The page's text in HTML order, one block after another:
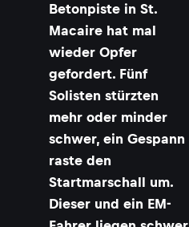
Betonpiste in St.
Macaire hat mal
wieder Opfer
gefordert. Fünf
Solisten stürzten
mehr oder minder
schwer, ein Gespann
raste den
Startmarschall um.
Dieser und ein EM-